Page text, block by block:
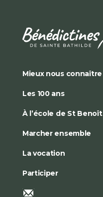
Mieux nous connaître
Les 100 ans
À l’école de St Benoît
Marcher ensemble
La vocation
Participer